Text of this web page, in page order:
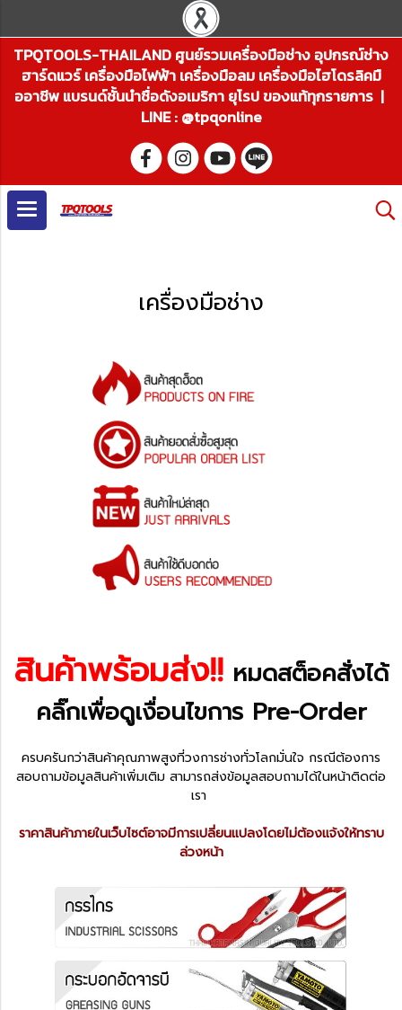
TPQTOOLS-THAILAND ศูนย์รวมเครื่องมือช่าง อุปกรณ์ช่าง
ฮาร์ดแวร์ เครื่องมือไฟฟ้า เครื่องมือลม เครื่องมือไฮโดรลิคมื
ออาชีพ แบรนด์ชั้นนำชื่อดังอเมริกา ยุโรป ของแท้ทุกรายการ |
LINE : @tpqonline
เครื่องมือช่าง
สินค้าพร้อมส่ง!! หมดสต็อคสั่งได้
คลิ๊กเพื่อดูเงื่อนไขการ Pre-Order
ครบครันกว่าสินค้าคุณภาพสูงที่วงการช่างทั่วโลกมั่นใจ กรณีต้องการ
สอบถามข้อมูลสินค้าเพิ่มเติม สามารถส่งข้อมูลสอบถามได้ในหน้าติดต่อ
เรา
ราคาสินค้าภายในเว็บไซต์อาจมีการเปลี่ยนแปลงโดยไม่ต้องแจ้งให้ทราบ
ล่วงหน้า